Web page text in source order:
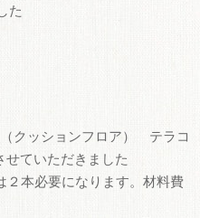
た
クッションフロア） テラコ
せていただきました
２本必要になります。材料費